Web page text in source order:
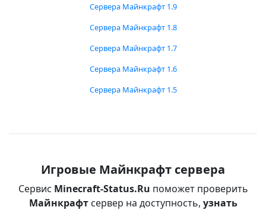
Сервера Майнкрафт 1.9
Сервера Майнкрафт 1.8
Сервера Майнкрафт 1.7
Сервера Майнкрафт 1.6
Сервера Майнкрафт 1.5
Игровые Майнкрафт сервера
Сервис Minecraft-Status.Ru поможет проверить
Майнкрафтсервер на доступность, узнать